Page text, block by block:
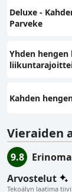
Deluxe -
Parveke
Yhden hengen
Kahden
Vieraiden
9.8
Arvostelut
Tekoälyn laatima